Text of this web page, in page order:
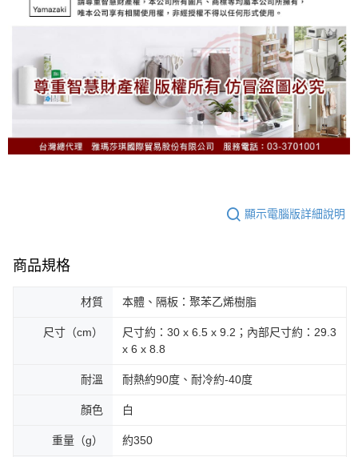
顯示電腦版詳細說明
商品規格
材質 本體、隔板：聚苯乙烯樹脂
尺寸（cm）
尺寸約：30 x 6.5 x 9.2；內部尺寸約：29.3
x 6 x 8.8
耐溫 耐熱約90度、耐冷約-40度
顏色 白
重量（g） 約350